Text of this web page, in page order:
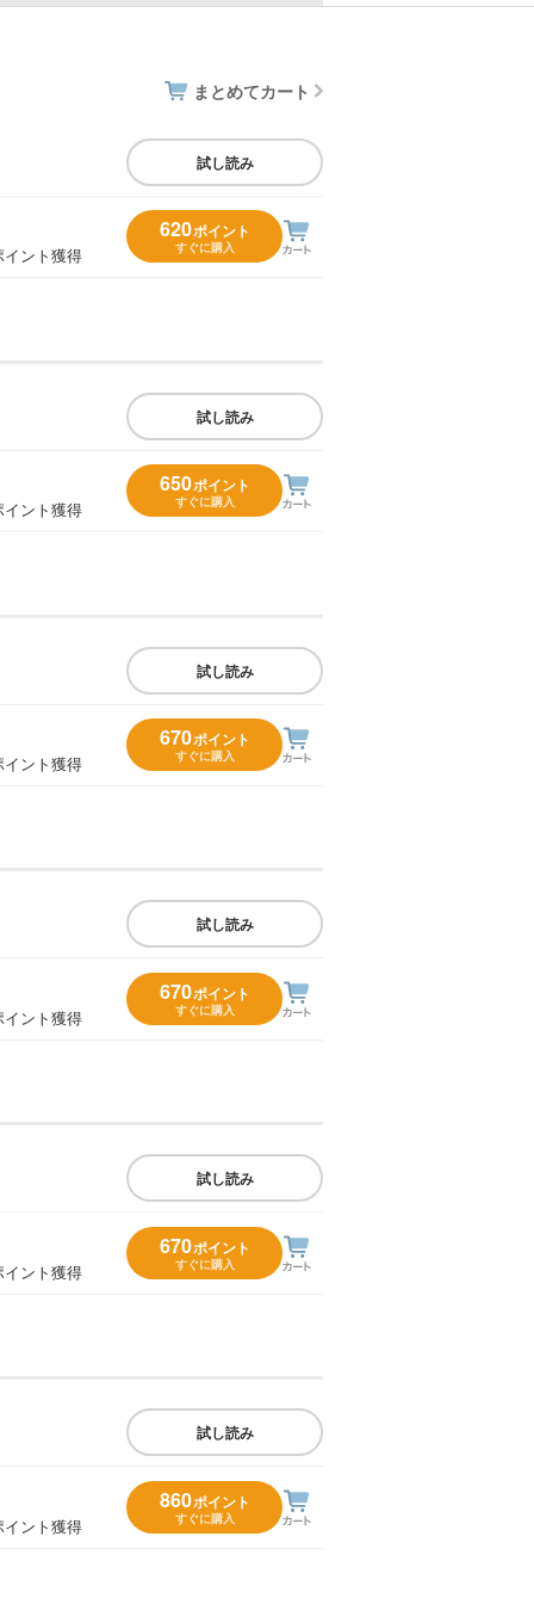
まとめてカート
試し読み
イント獲得
620ポイント
すぐに購入
試し読み
イント獲得
650ポイント
すぐに購入
試し読み
イント獲得
670ポイント
すぐに購入
試し読み
イント獲得
670ポイント
すぐに購入
試し読み
イント獲得
670ポイント
すぐに購入
試し読み
イント獲得
860ポイント
すぐに購入